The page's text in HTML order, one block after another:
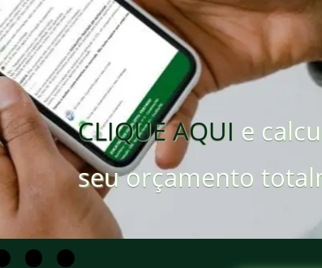
CLIQUE AQUI e
seu orçamento